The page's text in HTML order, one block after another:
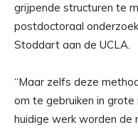
grijpende structuren te
postdoctoraal
Stoddart aan de UCLA.
“Maar zelfs deze
om te gebruiken in grote
huidige werk worden de